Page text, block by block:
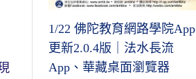
1/22 佛陀教育網路學院App
更新2.0.4版｜法水長流
App、華藏桌面瀏覽器